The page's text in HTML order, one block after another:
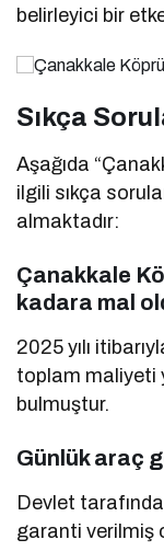
belirleyici bir
Sıkça
Aşağıda
ilgili sıkça
almaktadır:
Çanakkale
kadara mal
2025 yılı
toplam maliyeti
bulmuştur.
Günlük araç
Devlet
garanti verilmiş